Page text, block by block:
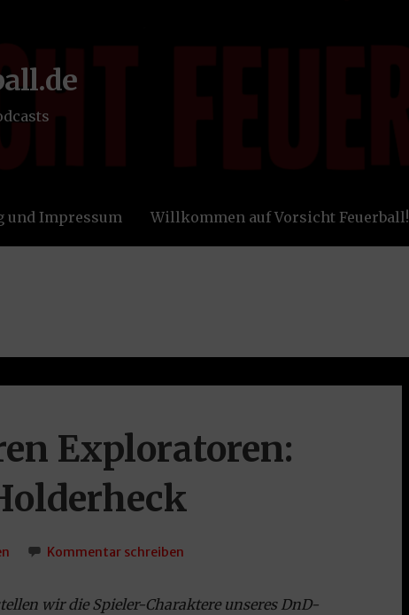
und Impressum Willkommen auf Vorsicht Feuerball!
Exploratoren:
Kommentar schreiben
wir die Spieler-Charaktere unseres DnD-